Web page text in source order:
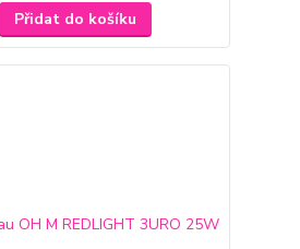
Přidat do košíku